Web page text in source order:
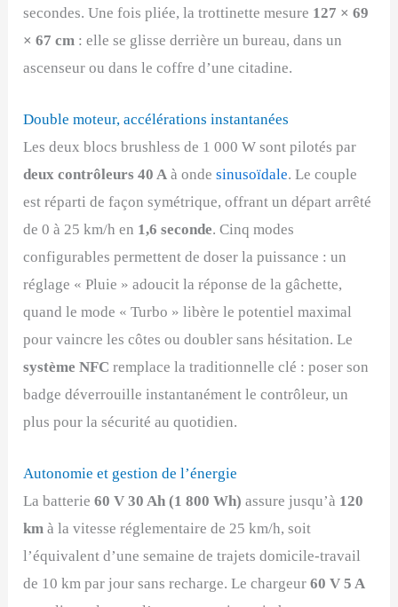
secondes. Une fois pliée, la trottinette mesure 127 × 69
× 67 cm : elle se glisse derrière un bureau, dans un
ascenseur ou dans le coffre d’une citadine.
Double moteur, accélérations instantanées
Les deux blocs brushless de 1 000 W sont pilotés par
deux contrôleurs 40 A à ondesinusoïdale. Le couple
est réparti de façon symétrique, offrant un départ arrêté
de 0 à 25 km/h en 1,6 seconde. Cinq modes
configurables permettent de doser la puissance : un
réglage « Pluie » adoucit la réponse de la gâchette,
quand le mode « Turbo » libère le potentiel maximal
pour vaincre les côtes ou doubler sans hésitation. Le
système NFC remplace la traditionnelle clé : poser son
badge déverrouille instantanément le contrôleur, un
plus pour la sécurité au quotidien.
Autonomie et gestion de l’énergie
La batterie60 V 30 Ah (1 800 Wh) assure jusqu’à 120
km à la vitesse réglementaire de 25 km/h, soit
l’équivalent d’une semaine de trajets domicile-travail
de 10 km par jour sans recharge. Le chargeur60 V 5 A